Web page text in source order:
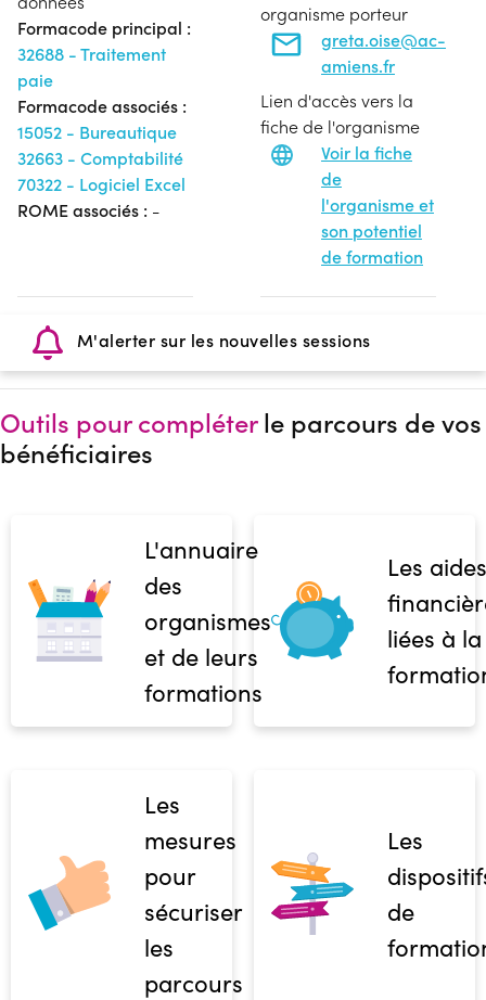
Formacode principal :
32688 - Traitement
paie
Formacode associés :
15052 - Bureautique
32663 - Comptabilité
70322 - Logiciel Excel
ROME associés : -
organisme porteur
greta.oise@ac-
amiens.fr
Lien d'accès vers la
fiche de l'organisme
Voir la fiche
de
l'organisme et
son potentiel
de formation
M'alerter sur les nouvelles sessions
Outils pour compléterle parcours de vos
bénéficiaires
L'annuaire
des
organismes
et de leurs
formations
Les aides
liées à la
Les
mesures
pour
sécuriser
les
parcours
Les
de